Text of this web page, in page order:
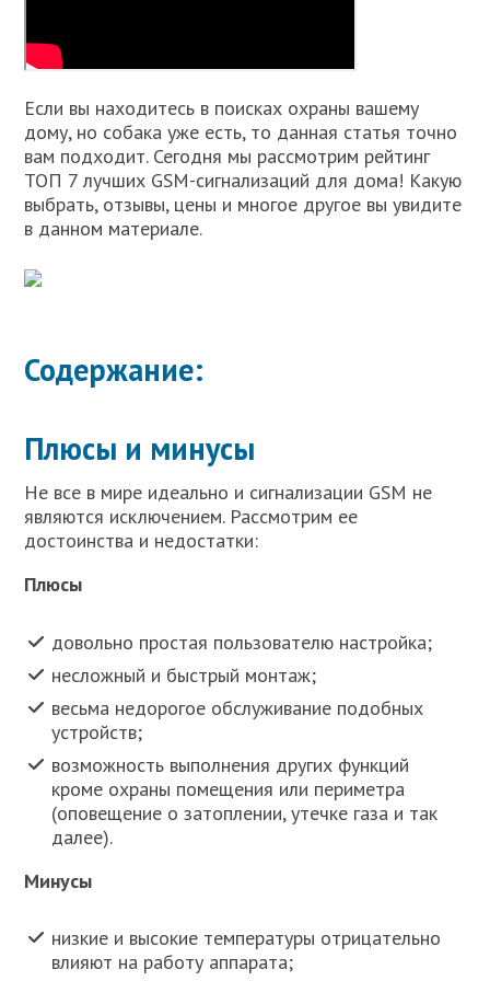
Если вы находитесь в поисках охраны вашему
дому, но собака уже есть, то данная статья точно
вам подходит. Сегодня мы рассмотрим рейтинг
ТОП 7 лучших GSM-сигнализаций для дома! Какую
выбрать, отзывы, цены и многое другое вы увидите
в данном материале.
Содержание:
Плюсы и минусы
Не все в мире идеально и сигнализации GSM не
являются исключением. Рассмотрим ее
достоинства и недостатки:
Плюсы
довольно простая пользователю настройка;
несложный и быстрый монтаж;
весьма недорогое обслуживание подобных
устройств;
возможность выполнения других функций
кроме охраны помещения или периметра
(оповещение о затоплении, утечке газа и так
далее).
Минусы
низкие и высокие температуры отрицательно
влияют на работу аппарата;